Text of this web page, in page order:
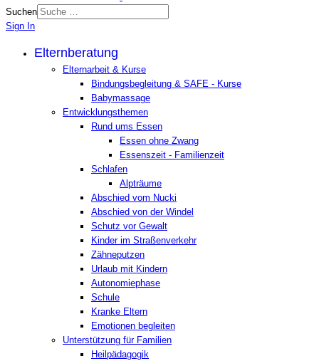
Suchen
Sign In
Elternberatung
Elternarbeit & Kurse
Bindungsbegleitung & SAFE - Kurse
Babymassage
Entwicklungsthemen
Rund ums Essen
Essen ohne Zwang
Essenszeit - Familienzeit
Schlafen
Alpträume
Abschied vom Nucki
Abschied von der Windel
Schutz vor Gewalt
Kinder im Straßenverkehr
Zähneputzen
Urlaub mit Kindern
Autonomiephase
Schule
Kranke Eltern
Emotionen begleiten
Unterstützung für Familien
Heilpädagogik